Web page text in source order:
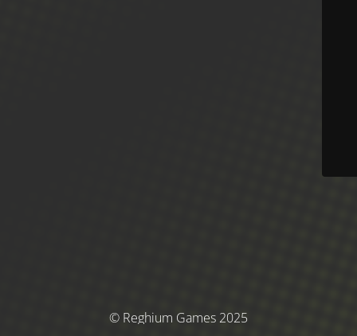
© Reghium Games 2025